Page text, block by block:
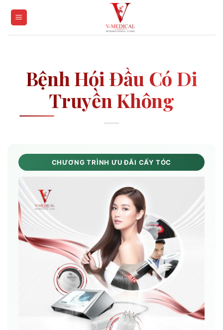
Bệnh Hói Đầu Có Di
Truyền Không
CHƯƠNG TRÌNH ƯU ĐÃI CẤY TÓC